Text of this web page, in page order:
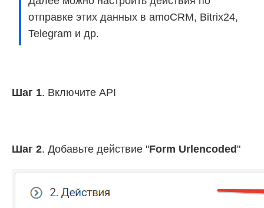
отправке этих данных в amoCRM, Bitrix24,
Telegram и др.
Шаг 1. Включите API
Шаг 2. Добавьте действие "Form Urlencoded"